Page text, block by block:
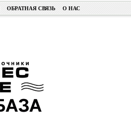
ОБРАТНАЯ СВЯЗЬ О НАС